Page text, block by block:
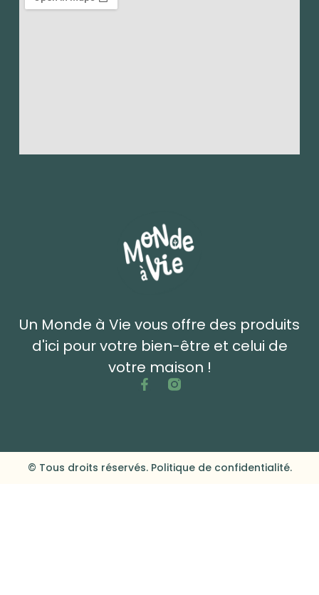
Un Monde à Vie vous offre des produits
d'ici pour votre bien-être et celui de
votre maison !
© Tous droits réservés. Politique de confidentialité.